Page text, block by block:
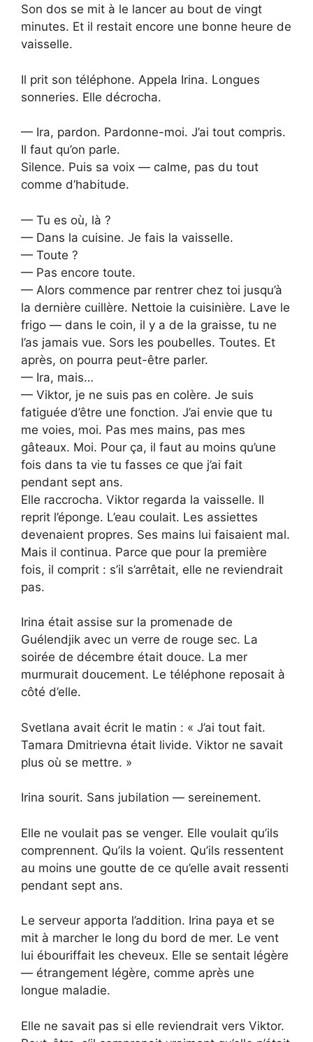
Son dos se mit à le lancer au bout de vingt
minutes. Et il restait encore une bonne heure de
vaisselle.
Il prit son téléphone. Appela Irina. Longues
sonneries. Elle décrocha.
— Ira, pardon. Pardonne-moi. J’ai tout compris.
Il faut qu’on parle.
Silence. Puis sa voix — calme, pas du tout
comme d’habitude.
— Tu es où, là ?
— Dans la cuisine. Je fais la vaisselle.
— Toute ?
— Pas encore toute.
— Alors commence par rentrer chez toi jusqu’à
la dernière cuillère. Nettoie la cuisinière. Lave le
frigo — dans le coin, il y a de la graisse, tu ne
l’as jamais vue. Sors les poubelles. Toutes. Et
après, on pourra peut-être parler.
— Ira, mais…
— Viktor, je ne suis pas en colère. Je suis
fatiguée d’être une fonction. J’ai envie que tu
me voies, moi. Pas mes mains, pas mes
gâteaux. Moi. Pour ça, il faut au moins qu’une
fois dans ta vie tu fasses ce que j’ai fait
pendant sept ans.
Elle raccrocha. Viktor regarda la vaisselle. Il
reprit l’éponge. L’eau coulait. Les assiettes
devenaient propres. Ses mains lui faisaient mal.
Mais il continua. Parce que pour la première
fois, il comprit : s’il s’arrêtait, elle ne reviendrait
pas.
Irina était assise sur la promenade de
Guélendjik avec un verre de rouge sec. La
soirée de décembre était douce. La mer
murmurait doucement. Le téléphone reposait à
côté d’elle.
Svetlana avait écrit le matin : « J’ai tout fait.
Tamara Dmitrievna était livide. Viktor ne savait
plus où se mettre. »
Irina sourit. Sans jubilation — sereinement.
Elle ne voulait pas se venger. Elle voulait qu’ils
comprennent. Qu’ils la voient. Qu’ils ressentent
au moins une goutte de ce qu’elle avait ressenti
pendant sept ans.
Le serveur apporta l’addition. Irina paya et se
mit à marcher le long du bord de mer. Le vent
lui ébouriffait les cheveux. Elle se sentait légère
— étrangement légère, comme après une
longue maladie.
Elle ne savait pas si elle reviendrait vers Viktor.